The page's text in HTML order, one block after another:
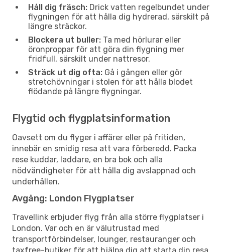
Håll dig fräsch: Drick vatten regelbundet under
flygningen för att hålla dig hydrerad, särskilt på
längre sträckor.
Blockera ut buller: Ta med hörlurar eller
öronproppar för att göra din flygning mer
fridfull, särskilt under nattresor.
Sträck ut dig ofta: Gå i gången eller gör
stretchövningar i stolen för att hålla blodet
flödande på längre flygningar.
Flygtid och flygplatsinformation
Oavsett om du flyger i affärer eller på fritiden,
innebär en smidig resa att vara förberedd. Packa
rese kuddar, laddare, en bra bok och alla
nödvändigheter för att hålla dig avslappnad och
underhållen.
Avgång: London Flygplatser
Travellink erbjuder flyg från alla större flygplatser i
London. Var och en är välutrustad med
transportförbindelser, lounger, restauranger och